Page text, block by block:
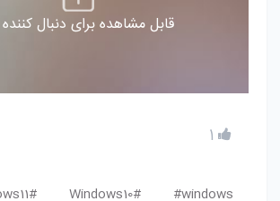
قابل مشاهده برای دنبال
1
windows#
Windows10#